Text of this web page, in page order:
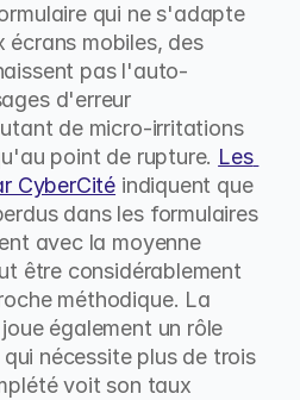
qui ne s'adapte
mobiles, des
pas l'auto-
d'erreur
de micro-irritations
point de rupture. Les
CyberCité indiquent que
dans les formulaires
avec la moyenne
être considérablement
méthodique. La
également un rôle
nécessite plus de trois
voit son taux